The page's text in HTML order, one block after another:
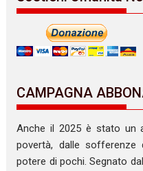
CAMPAGNA
Anche il 2025 è stato un
povertà, dalle
potere di pochi. Segnato